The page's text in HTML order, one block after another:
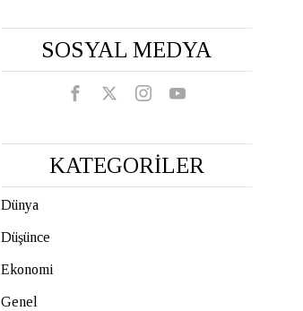
SOSYAL MEDYA
KATEGORİLER
Dünya
Düşünce
Ekonomi
Genel